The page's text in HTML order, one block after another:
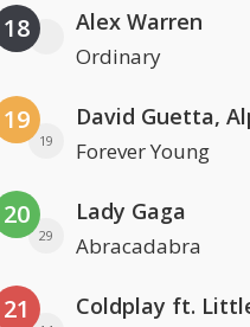
18 Alex Warren
Ordinary
19
19
David Guetta,
Forever Young
20
29
Lady Gaga
Abracadabra
21